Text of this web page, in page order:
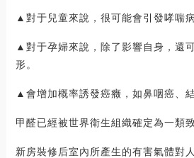
▲對于兒童來說，很可能會引發哮喘病
▲對于孕婦來說，除了影響自身，還
形。
▲會增加概率誘發癌癥，如鼻咽癌、結
甲醛已經被世界衛生組織確定為一類
新房裝修后室內所產生的有害氣體對